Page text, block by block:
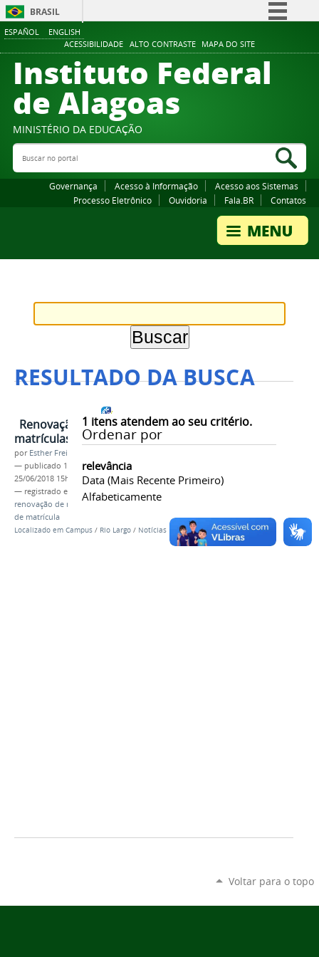
ESPAÑOL ENGLISH
ACESSIBILIDADE ALTO CONTRASTE MAPA DO SITE
BRASIL
Comunica BR
Participe
Canais
Instituto Federal
de Alagoas
MINISTÉRIO DA EDUCAÇÃO
Buscar no portal
Governança Acesso à Informação
Acesso aos Sistemas
Processo Eletrônico
Ouvidoria Fala.BR Contatos
RESULTADO DA BUSCA
1 itens atendem ao seu critério.
Ordenar por
relevância
Data (mais Recente Primeiro)
Alfabeticamente
Renovação e reabertura de
matrículas do campus Rio Largo
por Esther Freitas
— publicado 18/06/2018—última modificação
25/06/2018 15h16
— registrado em:
Aluno , Alunos
renovação de matrículas
de matrícula
Localizado em Campus / Rio Largo / Notícias
Voltar para o topo